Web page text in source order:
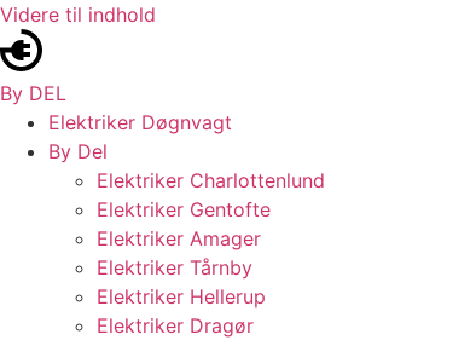
Videre til indhold
By DEL
Elektriker Døgnvagt
By Del
Elektriker Charlottenlund
Elektriker Gentofte
Elektriker Amager
Elektriker Tårnby
Elektriker Hellerup
Elektriker Dragør